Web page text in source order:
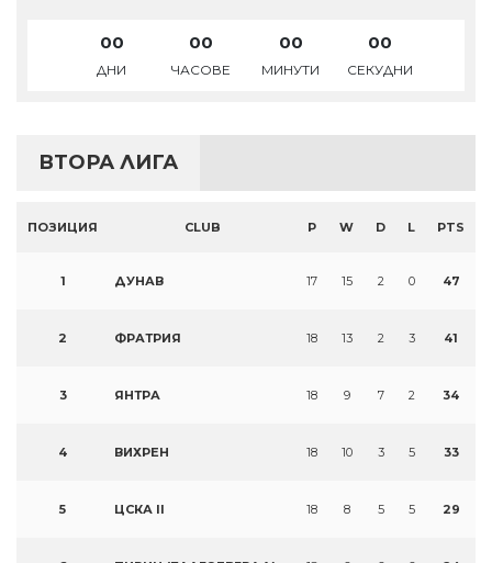
00
ДНИ
00
ЧАСОВЕ
00
МИНУТИ
00
СЕКУДНИ
ВТОРА ЛИГА
ПОЗИЦИЯ CLUB P W D L PTS
1 ДУНАВ 17 15 2 0 47
2 ФРАТРИЯ 18 13 2 3 41
3 ЯНТРА 18 9 7 2 34
4 ВИХРЕН 18 10 3 5 33
5 ЦСКА II 18 8 5 5 29